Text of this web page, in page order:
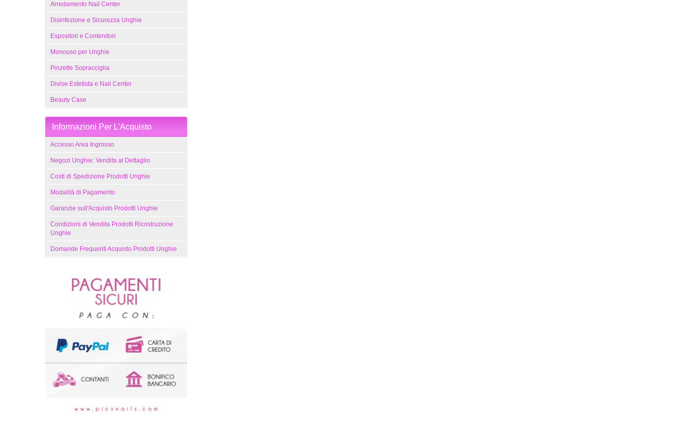
Arredamento Nail Center
Disinfezione e Sicurezza Unghie
Espositori e Contenitori
Monouso per Unghie
Pinzette Sopracciglia
Divise Estetista e Nail Center
Beauty Case
Informazioni Per L'Acquisto
Accesso Area Ingrosso
Negozi Unghie: Vendita al Dettaglio
Costi di Spedizione Prodotti Unghie
Modalità di Pagamento
Garanzie sull'Acquisto Prodotti Unghie
Condizioni di Vendita Prodotti Ricostruzione
Unghie
Domande Frequenti Acquisto Prodotti Unghie